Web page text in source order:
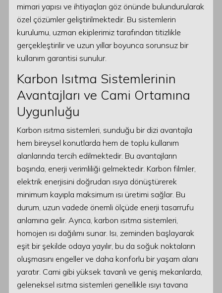
mimari yapısı ve ihtiyaçları göz önünde bulundurularak
özel çözümler geliştirilmektedir. Bu sistemlerin
kurulumu, uzman ekiplerimiz tarafından titizlikle
gerçekleştirilir ve uzun yıllar boyunca sorunsuz bir
kullanım garantisi sunulur.
Karbon Isıtma Sistemlerinin
Avantajları ve Cami Ortamına
Uygunluğu
Karbon ısıtma sistemleri, sunduğu bir dizi avantajla
hem bireysel konutlarda hem de toplu kullanım
alanlarında tercih edilmektedir. Bu avantajların
başında, enerji verimliliği gelmektedir. Karbon filmler,
elektrik enerjisini doğrudan ısıya dönüştürerek
minimum kayıpla maksimum ısı üretimi sağlar. Bu
durum, uzun vadede önemli ölçüde enerji tasarrufu
anlamına gelir. Ayrıca, karbon ısıtma sistemleri,
homojen ısı dağılımı sunar. Isı, zeminden başlayarak
eşit bir şekilde odaya yayılır, bu da soğuk noktaların
oluşmasını engeller ve daha konforlu bir yaşam alanı
yaratır. Cami gibi yüksek tavanlı ve geniş mekanlarda,
geleneksel ısıtma sistemleri genellikle ısıyı tavana